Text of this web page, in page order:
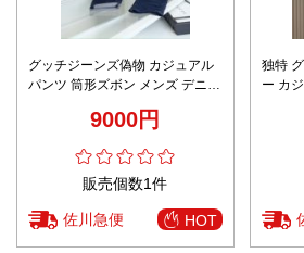
グッチジーンズ偽物 カジュアル
パンツ 筒形ズボン メンズ デニム
9000円
販売個数1件
佐川急便 HOT
独特
ー カ